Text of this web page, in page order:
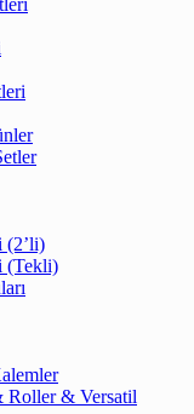
(2’li)
(Tekli)
Roller & Versatil